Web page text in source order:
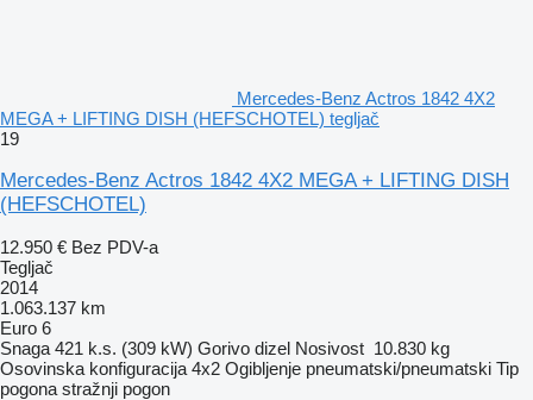
Mercedes-Benz Actros 1842 4X2
MEGA + LIFTING DISH (HEFSCHOTEL) tegljač
19
Mercedes-Benz Actros 1842 4X2 MEGA + LIFTING DISH
(HEFSCHOTEL)
12.950 € Bez PDV-a
Tegljač
2014
1.063.137 km
Euro 6
Snaga 421 k.s. (309 kW) Gorivo dizel Nosivost 10.830 kg
Osovinska konfiguracija 4x2 Ogibljenje pneumatski/pneumatski Tip
pogona stražnji pogon